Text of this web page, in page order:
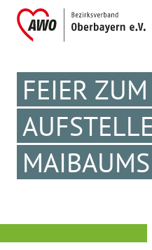
FEIER ZUM
MAIBAUMS